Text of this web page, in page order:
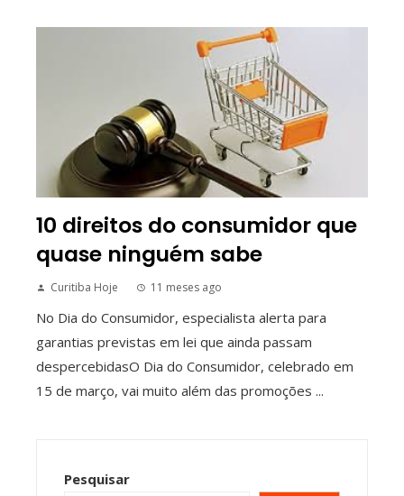
10 direitos do consumidor que
quase ninguém sabe
Curitiba Hoje 11 meses ago
No Dia do Consumidor, especialista alerta para
garantias previstas em lei que ainda passam
despercebidasO Dia do Consumidor, celebrado em
15 de março, vai muito além das promoções ...
Pesquisar